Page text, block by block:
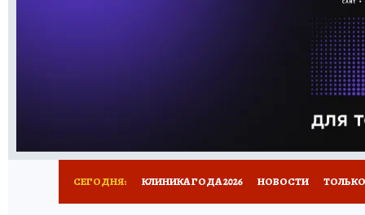
НОВОЕ
СЕГОДНЯ: КЛИНИКА ГОДА 2026 НОВОСТИ